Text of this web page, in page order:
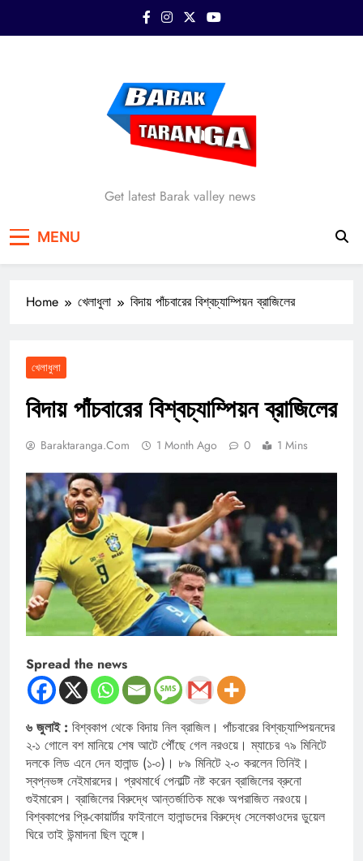
Barak Taranga
Get latest Barak valley news
MENU
Home খেলাধুলা বিদায় পাঁচবারের বিশ্বচ্যাম্পিয়ন ব্রাজিলের
খেলাধুলা
বিদায় পাঁচবারের বিশ্বচ্যাম্পিয়ন ব্রাজিলের
Baraktaranga.com 1 Month Ago 0 1 Mins
Spread the news
৬ জুলাই : বিশ্বকাপ থেকে বিদায় নিল ব্রাজিল। পাঁচবারের বিশ্বচ্যাম্পিয়নদের
২-১ গোলে বশ মানিয়ে শেষ আটে পৌঁছে গেল নরওয়ে। ম্যাচের ৭৯ মিনিটে
দলকে লিড এনে দেন হালান্ড (১-০)। ৮৯ মিনিটে ২-০ করলেন তিনিই।
স্বপ্নভঙ্গ নেইমারদের। প্রথমার্ধে পেনাল্টি নষ্ট করেন ব্রাজিলের ব্রুনো
গুইমারেস। ব্রাজিলের বিরুদ্ধে আন্তর্জাতিক মঞ্চে অপরাজিত নরওয়ে।
বিশ্বকাপের প্রি-কোয়ার্টার ফাইনালে হালান্ডদের বিরুদ্ধে সেলেকাওদের ডুয়েল
ঘিরে তাই উন্মাদনা ছিল তুঙ্গে।